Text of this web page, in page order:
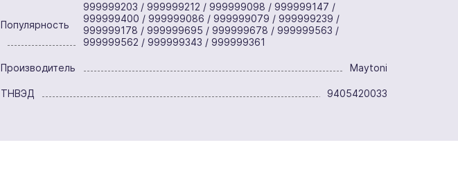
Популярность
999999203 / 999999212 / 999999098 / 999999147 /
999999400 / 999999086 / 999999079 / 999999239 /
999999178 / 999999695 / 999999678 / 999999563 /
999999562 / 999999343 / 999999361
Производитель Maytoni
ТНВЭД 9405420033